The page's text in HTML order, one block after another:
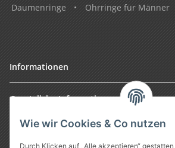
Wie wir Cookies & Co nutzen
Durch Klicken auf „Alle akzeptieren“
Daumenringe
• Ohrringe für Männer
Informationen
Gesetzliche Informationen